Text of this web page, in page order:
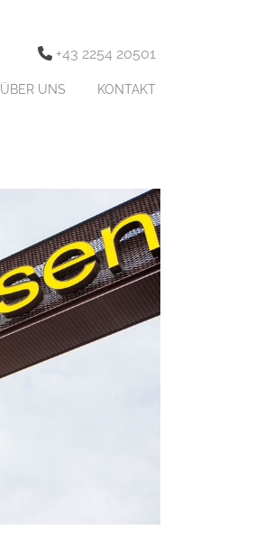
 +43 2254 20501
ÜBER UNS
KONTAKT